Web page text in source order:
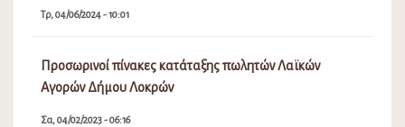
Τρ, 04/06/2024 - 10:01
Προσωρινοί πίνακες κατάταξης πωλητών Λαϊκών
Αγορών Δήμου Λοκρών
Σα, 04/02/2023 - 06:16